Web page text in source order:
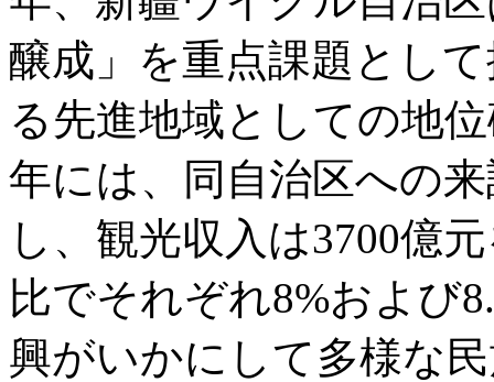
醸成」を重点課題とし
る先進地域としての地
年には、同自治区への
し、観光収入は3700億
比でそれぞれ8%および
興がいかにして多様な